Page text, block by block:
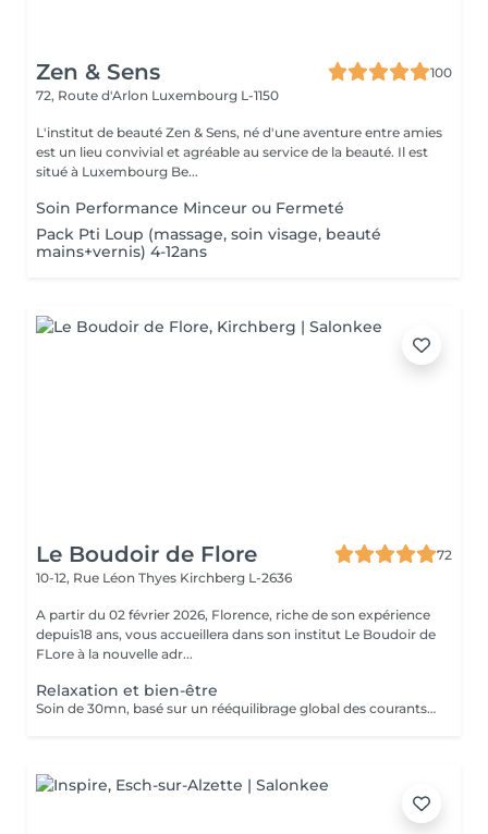
Zen & Sens
100
72, Route d'Arlon Luxembourg L-1150
L'institut de beauté Zen & Sens, né d'une aventure entre amies
est un lieu convivial et agréable au service de la beauté. Il est
situé à Luxembourg Be...
Soin Performance Minceur ou Fermeté
Pack Pti Loup (massage, soin visage, beauté
mains+vernis) 4-12ans
Le Boudoir de Flore
72
10-12, Rue Léon Thyes Kirchberg L-2636
A partir du 02 février 2026, Florence, riche de son expérience
depuis18 ans, vous accueillera dans son institut Le Boudoir de
FLore à la nouvelle adr...
Relaxation et bien-être
Soin de 30mn, basé sur un rééquilibrage global des courants d'énergies dans le corps. La technique des polarités apporte une grande détente, soulage les douleurs et élimine tous les blocages énergétiques situés entre les articulations. Associé à 30mn de magnétisme crânien. Pour ce soin, vous pouvez rester habillé.